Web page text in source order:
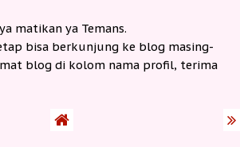
matikan ya Temans.
bisa berkunjung ke blog masing-
blog di kolom nama profil, terima